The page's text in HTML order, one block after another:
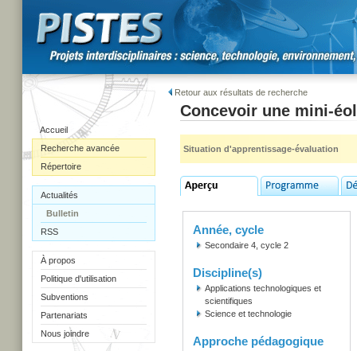
Accueil
Recherche avancée
Répertoire
Actualités
Bulletin
RSS
À propos
Politique d'utilisation
Subventions
Partenariats
Nous joindre
Retour aux résultats de recherche
Concevoir une mini-
Situation d'apprentissage-évaluation
Année, cycle
Secondaire 4, cycle 2
Discipline(s)
Applications technologiques et
scientifiques
Science et technologie
Approche pédagogique